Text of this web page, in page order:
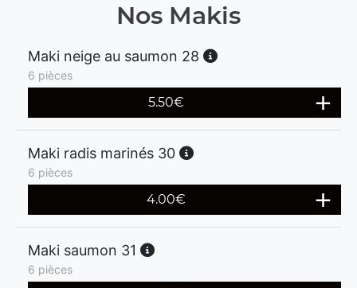
Nos Makis
Maki neige au saumon 28
6 pièces
5.50€
Maki radis marinés 30
6 pièces
4.00€
Maki saumon 31
6 pièces